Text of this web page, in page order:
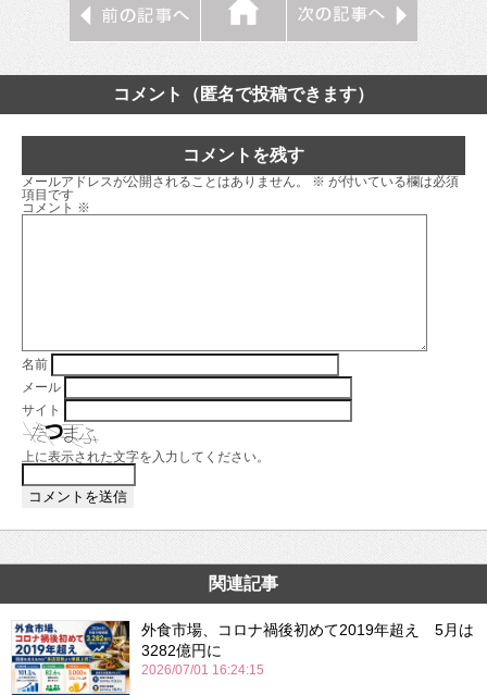
コメント（匿名で投稿できます）
コメントを残す
メールアドレスが公開されることはありません。 ※ が付いている欄は必須
項目です
コメント ※
名前
メール
サイト
上に表示された文字を入力してください。
関連記事
外食市場、コロナ禍後初めて2019年超え 5月は
3282億円に
2026/07/01 16:24:15